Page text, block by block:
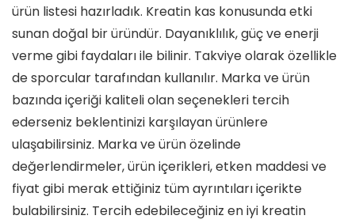
ürün listesi hazırladık. Kreatin kas konusunda etki
sunan doğal bir üründür. Dayanıklılık, güç ve enerji
verme gibi faydaları ile bilinir. Takviye olarak özellikle
de sporcular tarafından kullanılır. Marka ve ürün
bazında içeriği kaliteli olan seçenekleri tercih
ederseniz beklentinizi karşılayan ürünlere
ulaşabilirsiniz. Marka ve ürün özelinde
değerlendirmeler, ürün içerikleri, etken maddesi ve
fiyat gibi merak ettiğiniz tüm ayrıntıları içerikte
bulabilirsiniz. Tercih edebileceğiniz en iyi kreatin